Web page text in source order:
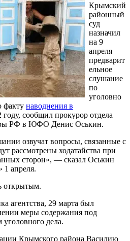
Крымский
районный
суд
назначил
на 9
апреля
предварит
ельное
слушание
по
уголовно
факту наводнения в
году, сообщил прокурор отдела
РФ в ЮФО Денис Оськин.
озвучат вопросы, связанные с
рассмотрены ходатайства при
сторон», — сказал Оськин
1 апреля.
открытым.
агентства, 29 марта был
меры содержания под
дела.
Крымского района Василию